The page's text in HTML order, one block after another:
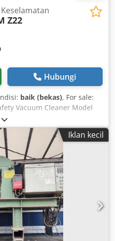
Z22
Hubungi
baik (bekas), For sale:
Vacuum Cleaner Model
Hz 114 kg ATEX certified /
is in good condition
Machinery Purchase / Sales
& METALWORKING
Acshu Sf Heyskr Are you
metalworking
Or are you looking to sell
or contact options, please
Iklan kecil